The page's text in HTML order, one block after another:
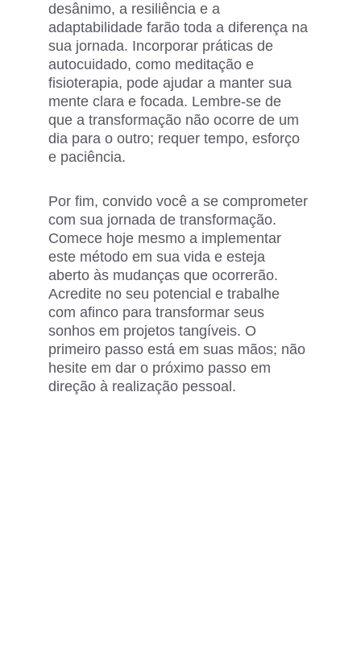
desânimo, a resiliência e a
adaptabilidade farão toda a diferença na
sua jornada. Incorporar práticas de
autocuidado, como meditação e
fisioterapia, pode ajudar a manter sua
mente clara e focada. Lembre-se de
que a transformação não ocorre de um
dia para o outro; requer tempo, esforço
e paciência.
Por fim, convido você a se comprometer
com sua jornada de transformação.
Comece hoje mesmo a implementar
este método em sua vida e esteja
aberto às mudanças que ocorrerão.
Acredite no seu potencial e trabalhe
com afinco para transformar seus
sonhos em projetos tangíveis. O
primeiro passo está em suas mãos; não
hesite em dar o próximo passo em
direção à realização pessoal.